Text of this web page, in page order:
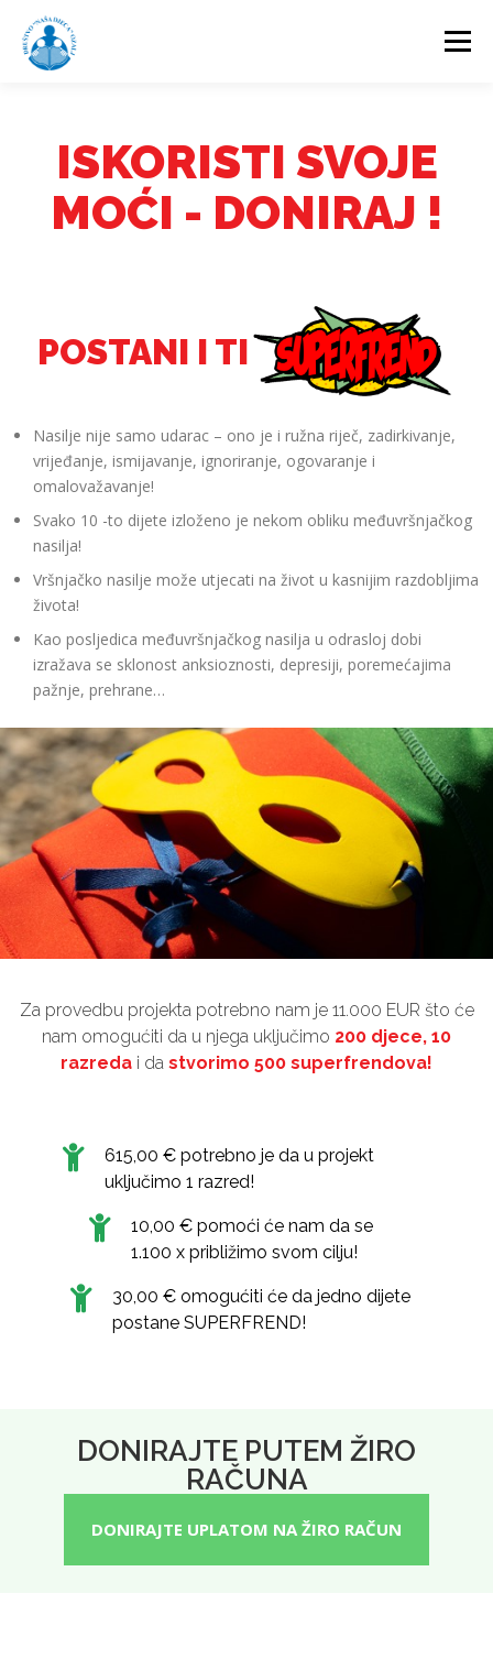
Izbornik
PROJEKTI DOGAĐANJA DONATORI
ISKORISTI SVOJE
MOĆI - DONIRAJ !
POSTANI I TI
Nasilje nije samo udarac – ono je i ružna riječ, zadirkivanje,
vrijeđanje, ismijavanje, ignoriranje, ogovaranje i
omalovažavanje!
Svako 10 -to dijete izloženo je nekom obliku međuvršnjačkog
nasilja!
Vršnjačko nasilje može utjecati na život u kasnijim razdobljima
života!
Kao posljedica međuvršnjačkog nasilja u odrasloj dobi
izražava se sklonost anksioznosti, depresiji, poremećajima
pažnje, prehrane…
Za provedbu projekta potrebno nam je 11.000 EUR što će
nam omogućiti da u njega uključimo 200 djece, 10
razreda i da stvorimo 500 superfrendova!
615,00 € potrebno je da u projekt
uključimo 1 razred!
10,00 € pomoći će nam da se
1.100 x približimo svom cilju!
30,00 € omogućiti će da jedno dijete
postane SUPERFREND!
DONIRAJTE PUTEM ŽIRO
RAČUNA
DONIRAJTE UPLATOM NA ŽIRO RAČUN